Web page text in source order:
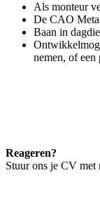
Als monteur
De CAO
Baan in
nemen, of een
Reageren?
Stuur ons je CV met